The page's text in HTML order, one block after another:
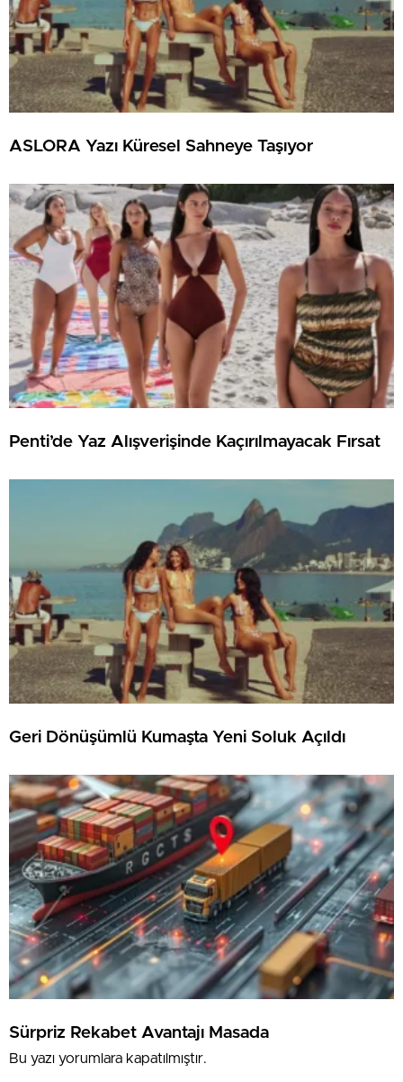
ASLORA Yazı Küresel Sahneye Taşıyor
Penti’de Yaz Alışverişinde Kaçırılmayacak Fırsat
Geri Dönüşümlü Kumaşta Yeni Soluk Açıldı
Sürpriz Rekabet Avantajı Masada
Bu yazı yorumlara kapatılmıştır.